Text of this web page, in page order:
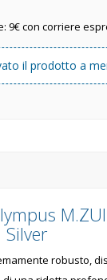
9€ con corriere
il prodotto a
robusto,